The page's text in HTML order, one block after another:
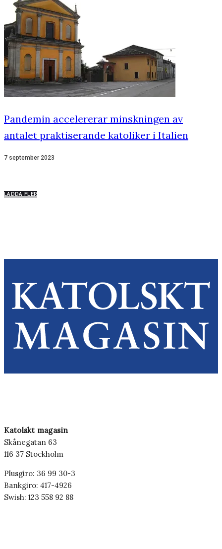
Pandemin accelererar minskningen av
antalet praktiserande katoliker i Italien
7 september 2023
LADDA FLER
Katolskt magasin
Skånegatan 63
116 37 Stockholm
Plusgiro: 36 99 30-3
Bankgiro: 417-4926
Swish: 123 558 92 88